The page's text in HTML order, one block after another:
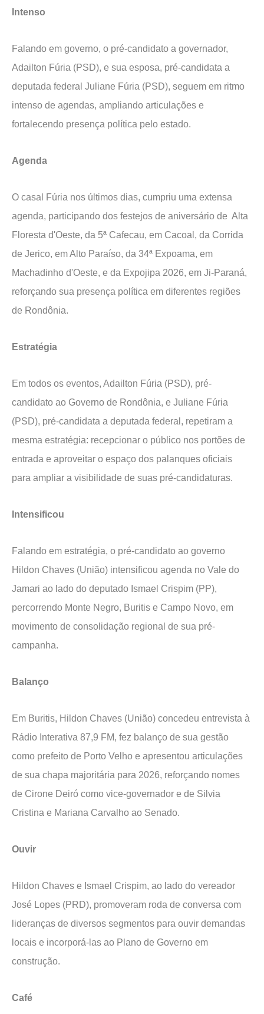
Intenso
Falando em governo, o pré-candidato a governador,
Adailton Fúria (PSD), e sua esposa, pré-candidata a
deputada federal Juliane Fúria (PSD), seguem em ritmo
intenso de agendas, ampliando articulações e
fortalecendo presença política pelo estado.
Agenda
O casal Fúria nos últimos dias, cumpriu uma extensa
agenda, participando dos festejos de aniversário de Alta
Floresta d'Oeste, da 5ª Cafecau, em Cacoal, da Corrida
de Jerico, em Alto Paraíso, da 34ª Expoama, em
Machadinho d'Oeste, e da Expojipa 2026, em Ji-Paraná,
reforçando sua presença política em diferentes regiões
de Rondônia.
Estratégia
Em todos os eventos, Adailton Fúria (PSD), pré-
candidato ao Governo de Rondônia, e Juliane Fúria
(PSD), pré-candidata a deputada federal, repetiram a
mesma estratégia: recepcionar o público nos portões de
entrada e aproveitar o espaço dos palanques oficiais
para ampliar a visibilidade de suas pré-candidaturas.
Intensificou
Falando em estratégia, o pré-candidato ao governo
Hildon Chaves (União) intensificou agenda no Vale do
Jamari ao lado do deputado Ismael Crispim (PP),
percorrendo Monte Negro, Buritis e Campo Novo, em
movimento de consolidação regional de sua pré-
campanha.
Balanço
Em Buritis, Hildon Chaves (União) concedeu entrevista à
Rádio Interativa 87,9 FM, fez balanço de sua gestão
como prefeito de Porto Velho e apresentou articulações
de sua chapa majoritária para 2026, reforçando nomes
de Cirone Deiró como vice-governador e de Silvia
Cristina e Mariana Carvalho ao Senado.
Ouvir
Hildon Chaves e Ismael Crispim, ao lado do vereador
José Lopes (PRD), promoveram roda de conversa com
lideranças de diversos segmentos para ouvir demandas
locais e incorporá-las ao Plano de Governo em
construção.
Café